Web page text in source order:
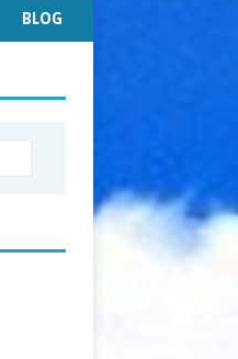
BLOG